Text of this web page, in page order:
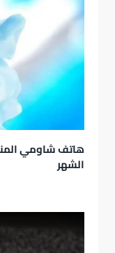
هاتف شاومي
الشهر